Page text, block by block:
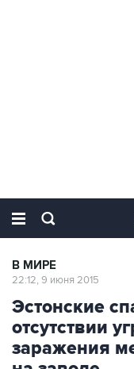
В МИРЕ
22:12, 9 июня 2015
Эстонские
отсутствии
заражения